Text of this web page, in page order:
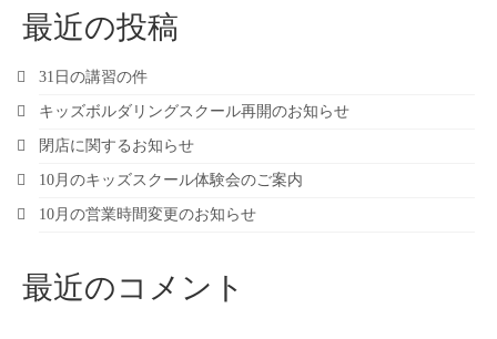
最近の投稿
31日の講習の件
キッズボルダリングスクール再開のお知らせ
閉店に関するお知らせ
10月のキッズスクール体験会のご案内
10月の営業時間変更のお知らせ
最近のコメント